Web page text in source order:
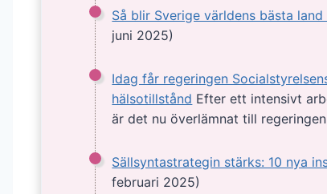
Så blir Sverige världens bästa
juni 2025)
Idag får regeringen
hälsotillstånd Efter ett intensivt
är det nu överlämnat till
Sällsyntastrategin stärks: 10 nya
februari 2025)